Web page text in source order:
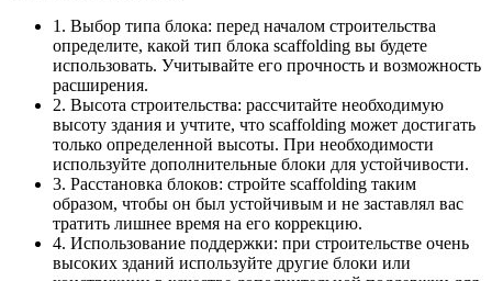
1. Выбор типа блока: перед началом строительства
определите, какой тип блока scaffolding вы будете
использовать. Учитывайте его прочность и возможность
расширения.
2. Высота строительства: рассчитайте необходимую
высоту здания и учтите, что scaffolding может достигать
только определенной высоты. При необходимости
используйте дополнительные блоки для устойчивости.
3. Расстановка блоков: стройте scaffolding таким
образом, чтобы он был устойчивым и не заставлял вас
тратить лишнее время на его коррекцию.
4. Использование поддержки: при строительстве очень
высоких зданий используйте другие блоки или